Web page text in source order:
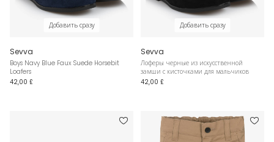
Добавить сразу
Sevva
Boys Navy Blue Faux Suede Horsebit
Loafers
42,00 £
Добавить сразу
Sevva
Лоферы черные из искусственной
замши с кисточками для мальчиков
42,00 £